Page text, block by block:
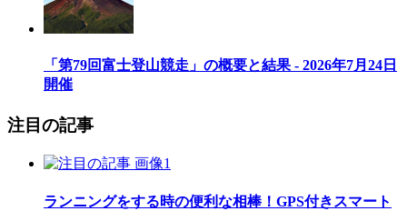
「第79回富士登山競走」の概要と結果 - 2026年7月24日
開催
注目の記事
ランニングをする時の便利な相棒！GPS付きスマート